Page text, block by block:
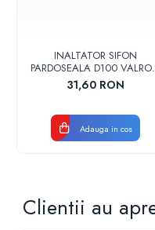
INALTATOR SIFON
PARDOSEALA D100
17001900004
31,60 RON
Adauga in cos
Clientii au